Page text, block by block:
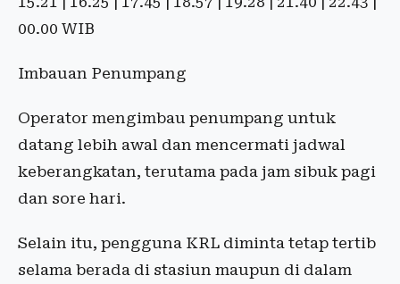
00.00 WIB
Imbauan Penumpang
Operator mengimbau penumpang untuk
datang lebih awal dan mencermati jadwal
keberangkatan, terutama pada jam sibuk pagi
dan sore hari.
Selain itu, pengguna KRL diminta tetap tertib
selama berada di stasiun maupun di dalam